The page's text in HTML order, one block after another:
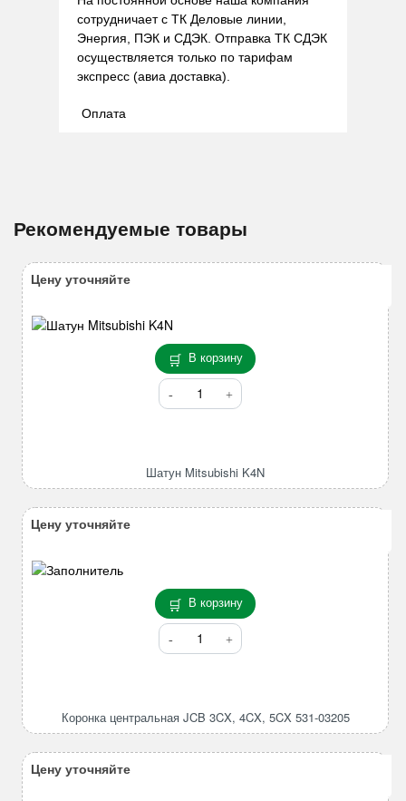
сотрудничает с ТК Деловые линии,
Энергия, ПЭК и СДЭК. Отправка ТК СДЭК
осуществляется только по тарифам
экспресс (авиа доставка).
Оплата
Рекомендуемые товары
В корзину
Количество
товара
Шатун Mitsubishi K4N
Цену уточняйте
В корзину
Количество
товара
3CX,
Коронка центральная JCB 3CX, 4CX, 5CX 531-03205
Цену уточняйте
Цену уточняйте